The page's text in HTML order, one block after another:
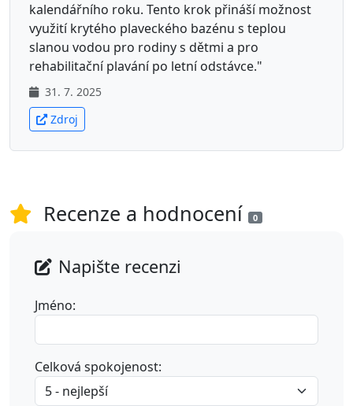
kalendářního roku. Tento krok přináší možnost
využití krytého plaveckého bazénu s teplou
slanou vodou pro rodiny s dětmi a pro
rehabilitační plavání po letní odstávce."
31. 7. 2025
Zdroj
Recenze a hodnocení 0
Napište recenzi
Jméno:
Celková spokojenost: